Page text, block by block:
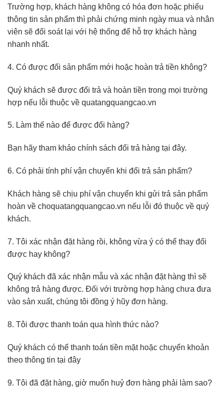
Trường hợp, khách hàng không có hóa đơn hoặc phiếu
thông tin sản phẩm thì phải chứng minh ngày mua và nhân
viên sẽ đối soát lại với hệ thống để hỗ trợ khách hàng
nhanh nhất.
4. Có được đổi sản phẩm mới hoặc hoàn trả tiền không?
Quý khách sẽ được đổi trả và hoàn tiền trong mọi trường
hợp nếu lỗi thuộc về quatangquangcao.vn
5. Làm thế nào để được đổi hàng?
Bạn hãy tham khảo chính sách đổi trả hàng tại đây.
6. Có phải tính phí vận chuyển khi đổi trả sản phẩm?
Khách hàng sẽ chịu phí vận chuyển khi gửi trả sản phẩm
hoàn về choquatangquangcao.vn nếu lỗi đó thuộc về quý
khách.
7. Tôi xác nhận đặt hàng rồi, không vừa ý có thể thay đổi
được hay không?
Quý khách đã xác nhận mẫu và xác nhận đặt hàng thì sẽ
không trả hàng được. Đối với trường hợp hàng chưa đưa
vào sản xuất, chúng tôi đồng ý hũy đơn hàng.
8. Tôi được thanh toán qua hình thức nào?
Quý khách có thể thanh toán tiền mặt hoặc chuyển khoản
theo thông tin tại đây
9. Tôi đã đặt hàng, giờ muốn huỷ đơn hàng phải làm sao?